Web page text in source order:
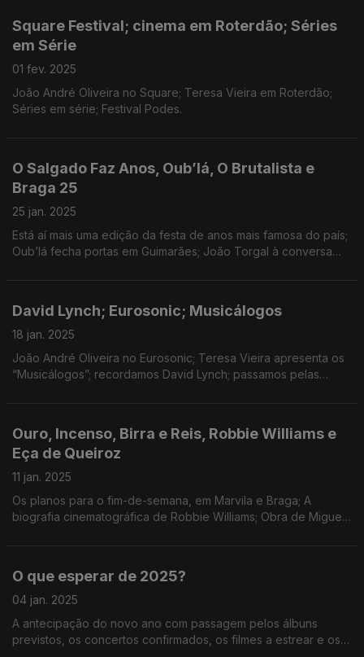
Square Festival; cinema em Roterdão; Séries
em Série
01 fev. 2025
João André Oliveira no Square; Teresa Vieira em Roterdão;
Séries em série; Festival Podes.
O Salgado Faz Anos, Oub’lá, O Brutalista e
Braga 25
25 jan. 2025
Está aí mais uma edição da festa de anos mais famosa do país;
Oub’lá fecha portas em Guimarães; João Torgal à conversa
David Lynch; Eurosonic; Musicálogos
18 jan. 2025
João André Oliveira no Eurosonic; Teresa Vieira apresenta os
“Musicálogos”; recordamos David Lynch; passamos pelas
Ouro, Incenso, Birra e Reis, Robbie Williams e
Eça de Queiroz
11 jan. 2025
Os planos para o fim-de-semana, em Marvila e Braga; A
biografia cinematográfica de Robbie Williams; Obra de Miguel
O que esperar de 2025?
04 jan. 2025
A antecipação do novo ano com passagem pelos álbuns
previstos, os concertos confirmados, os filmes a estrear e os